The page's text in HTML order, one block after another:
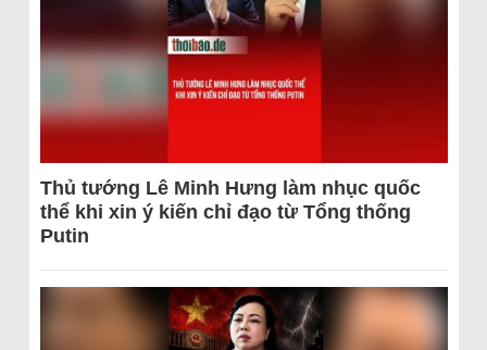
Thủ tướng Lê Minh Hưng làm nhục quốc
thể khi xin ý kiến chỉ đạo từ Tổng thống
Putin